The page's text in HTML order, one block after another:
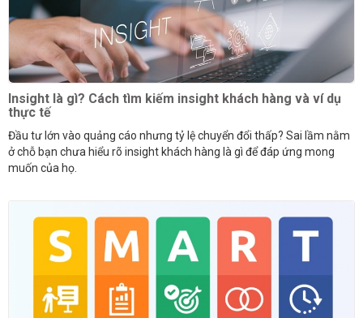
Insight là gì? Cách tìm kiếm insight khách hàng và ví dụ
thực tế
Đầu tư lớn vào quảng cáo nhưng tỷ lệ chuyển đổi thấp? Sai lầm nằm
ở chỗ bạn chưa hiểu rõ insight khách hàng là gì để đáp ứng mong
muốn của họ.